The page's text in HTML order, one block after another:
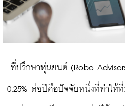
0.25% ต่อปีคือปัจจัยหนึ่งที่ทำให้